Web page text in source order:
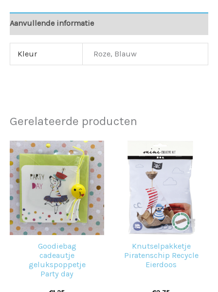
Aanvullende informatie
Kleur Roze, Blauw
Gerelateerde producten
Goodiebag
cadeautje
gelukspoppetje
Party day
Knutselpakketje
Piratenschip Recycle
Eierdoos